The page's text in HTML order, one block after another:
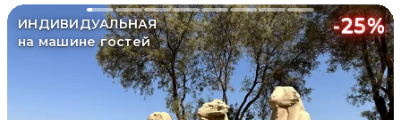
ИНДИВИДУАЛЬНАЯ
на машине гостей
-25%